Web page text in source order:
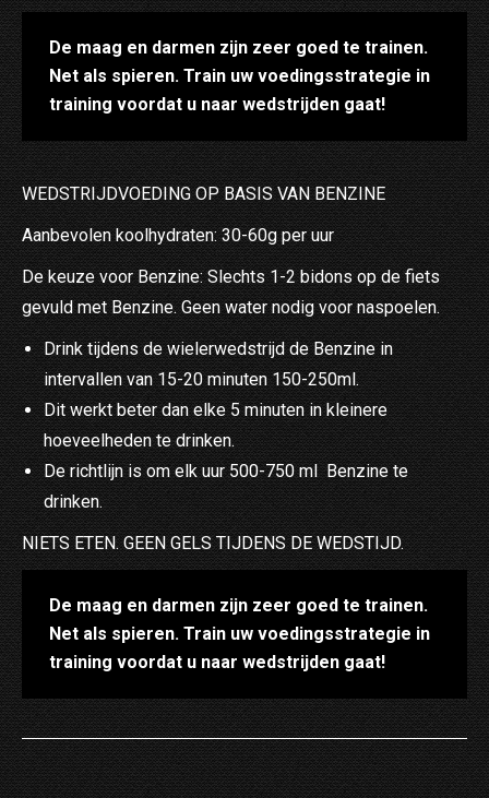
De maag en darmen zijn zeer goed te trainen.
Net als spieren. Train uw voedingsstrategie in
training voordat u naar wedstrijden gaat!
WEDSTRIJDVOEDING OP BASIS VAN BENZINE
Aanbevolen koolhydraten: 30-60g per uur
De keuze voor Benzine: Slechts 1-2 bidons op de fiets
gevuld met Benzine. Geen water nodig voor naspoelen.
Drink tijdens de wielerwedstrijd de Benzine in
intervallen van 15-20 minuten 150-250ml.
Dit werkt beter dan elke 5 minuten in kleinere
hoeveelheden te drinken.
De richtlijn is om elk uur 500-750 ml Benzine te
drinken.
NIETS ETEN. GEEN GELS TIJDENS DE WEDSTIJD.
De maag en darmen zijn zeer goed te trainen.
Net als spieren. Train uw voedingsstrategie in
training voordat u naar wedstrijden gaat!